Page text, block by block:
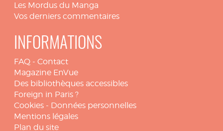
Les Mordus du Manga
Vos derniers commentaires
INFORMATIONS
FAQ - Contact
Magazine EnVue
Des bibliothèques accessibles
Foreign in Paris ?
Cookies - Données personnelles
Mentions légales
Plan du site